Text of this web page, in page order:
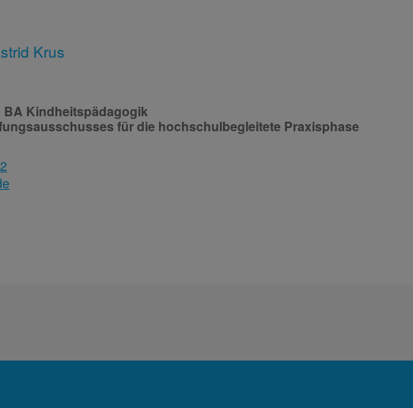
Krus
Kindheitspädagogik
für die hochschulbegleitete Praxisphase